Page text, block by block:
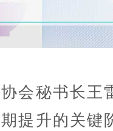
秘书长王
提升的关键